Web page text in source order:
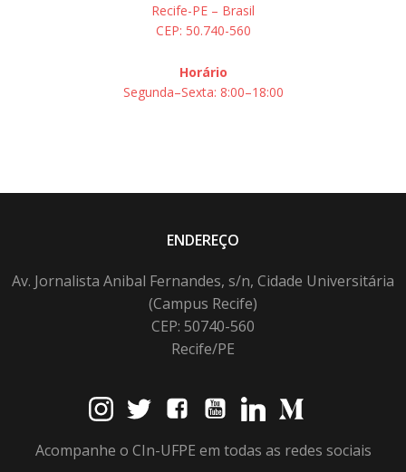
Recife-PE – Brasil
CEP: 50.740-560
Horário
Segunda–Sexta: 8:00–18:00
ENDEREÇO
Av. Jornalista Anibal Fernandes, s/n, Cidade Universitária
(Campus Recife)
CEP: 50740-560
Recife/PE
Acompanhe o CIn-UFPE em todas as redes sociais